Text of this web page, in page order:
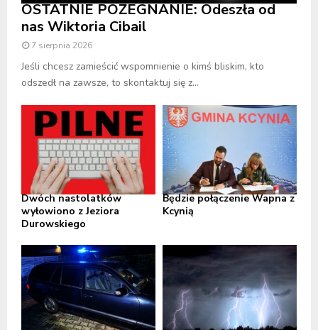
OSTATNIE POŻEGNANIE: Odeszła od
nas Wiktoria Cibail
7 sierpnia 2026
Jeśli chcesz zamieścić wspomnienie o kimś bliskim, kto
odszedł na zawsze, to skontaktuj się z...
Dwóch nastolatków
wyłowiono z Jeziora
Durowskiego
Będzie połączenie Wapna z
Kcynią